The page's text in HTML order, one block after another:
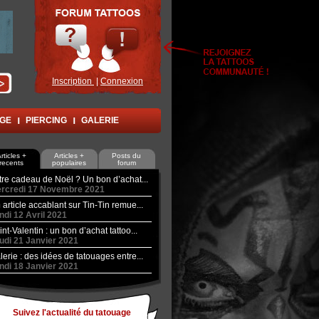
Inscription Connexion
PIERCING GALERIE
+
recents
Articles +
populaires
Posts du
forum
cadeau de Noël ? Un bon d’achat...
17 Novembre 2021
article accablant sur Tin-Tin remue...
12 Avril 2021
Valentin : un bon d’achat tattoo...
21 Janvier 2021
: des idées de tatouages entre...
18 Janvier 2021
Suivez l'actualité du tatouage